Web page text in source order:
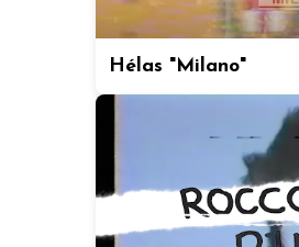
Hélas "Milano"